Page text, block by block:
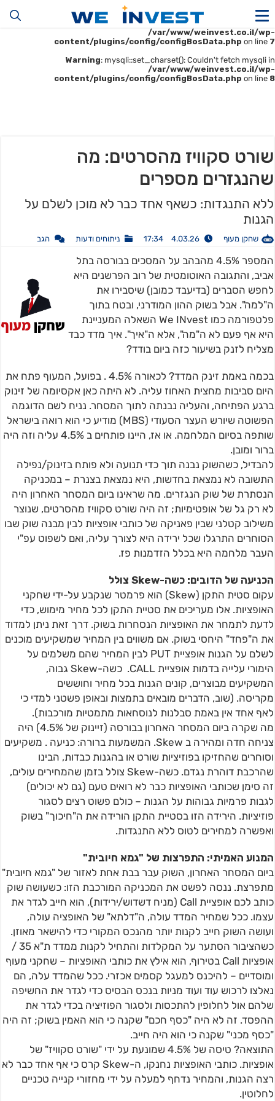
Warning
: mysqli::__construct(): (HY000/1045): Access denied for user
'u414896523_maofData'@'161.35.22.140' (using password: YES) in
/var/www/weinvest.co.il/wp-
content/plugins/config/configBosData.php on line 7
Warning: mysqli::set_charset(): Couldn't fetch mysqli in
/var/www/weinvest.co.il/wp-
content/plugins/config/configBosData.php on line 8
שורט סקוויז מהסרטים: מה
שהנגזרים מספרים
ללא התנגדות: כשאף אחד כבר לא מוכן לשלם על
הגנות
שחקן מעוף 4.03.26 17:34 ניתוחים ודעות הגב
המספר 4.5% מהבהב על המסכים בבורסה בתל
אביב, והתגובה האוטומטית של רוב הפרשנים היא
לחפש הסברים (בדיעבד כמובן) שיסבירו את
ה"למה". אבל בשוק ההון המודרני, ובטח בתוך
פלטפורמה כמו We INvest השאלה המעניינת
היא אף פעם לא ה"מה", אלא ה"איך". איך מדד כבד
מצליח לזנק בשיעור כזה ביום בודד?
בכמה באמת זינק המדד? לכאורה 4.5% . בפועל, המעוף פתח את
היום סביבות מחצית האחוז עליה. לא היתה כאן אקסיומה של זינוק
ברגע הפתיחה, והעליה נבנתה לתוך המסחר. נניח לשם הדוגמה
הפשוטה שיורש העצר הסעודי (MBS) מודיע כי הוא רואה בישראל
שותפה בסיום המלחמה. או אז, היינו פותחים ב 4.5% עליה וזה היה
ברור ומובן.
להבדיל, כשהשוק נבנה תוך כדי תנועה ולא פותח בזינוק/נפילה
התשובה לא נמצאת בחדשות, היא נמצאת בצנרת – במכניקה
הנסתרת של שוק הנגזרים. מה שראינו ביום המסחר האחרון היה
לא רק גל של אופטימיות; זה היה שורט סקוויז מהסרטים, שנוצר
משילוב קטלני שבין פאניקה של כותבי אופציות לבין מבנה שוק שבו
הסוחרים התרגלו שכל ירידה היא לצורך עליה, ואם לשפוט עפ"י
העבר מלחמה היא בכלל הזדמנות פז.
הכניעה של הדובים: כשה-Skew צולל
עקום סטית התקן (Skew) הוא פרמטר שנקבע על-ידי שחקני
האופציות. אלו מעריכים את סטיית התקן לכל מחיר מימוש, כדי
לדעת לתמחר את האופציות הנסחרות בשוק. דרך זאת ניתן למדוד
את ה"פחד" היחסי בשוק. אם משווים בין המחיר שמשקיעים מוכנים
לשלם על הגנות אופציית PUT לבין המחיר שהם משלמים על
הימורי עלייה בדמות אופציית CALL. כשה-Skew גבוה,
המשקיעים מבוצרים, קונים הגנות בכל מחיר וחוששים
מקריסה. (שוב, הדברים מובאים בתמצות ובאופן פשטני למדי כי
לאף אחד אין באמת סבלנות לנוסחאות מתמטיות מורכבות).
מה שקרה ביום המסחר האחרון בבורסה (זיינוק של 4.5%) היה
צניחה חדה ומהירה ב Skew. המשמעות ברורה: כניעה . משקיעים
וסוחרים שהחזיקו בפוזיציות שורט או בהגנות כבדות, הבינו
שהרכבת דוהרת נגדם. כשה-Skew צולל בזמן שהמחירים עולים,
זה סימן שכותבי האופציות כבר לא רואים טעם (גם לא יכולים)
לגבות פרמיות גבוהות על הגנות – כולם פשוט רצים לסגור
פוזיציות. הירידה הזו בסטיית התקן הורידה את ה"חיכוך" בשוק
ואפשרה למחירים לטוס ללא התנגדות.
המנוע האמיתי: התפרצות של "גמא חיובית"
ביום המסחר האחרון, השוק עבר בבת אחת לאזור של "גמא חיובית"
מתפרצת. ננסה לפשט את המכניקה המורכבת הזו: כשעושה שוק
כותב לכם אופציית Call (מניח דשדוש/ירידות), הוא חייב לגדר את
עצמו. ככל שמחיר המדד עולה, ה"דלתא" של האופציה עולה,
ועושה השוק חייב לקנות יותר מהנכס המקורי כדי להישאר מאוזן.
כשהציבור הסתער על המקלדות והתחיל לקנות ממדד ת"א 35 /
אופציות Call בטירוף, הוא אילץ את כותבי האופציות – שחקני מעוף
ומוסדיים – להיכנס למעגל קסמים אכזרי. ככל שהמדד עלה, הם
נאלצו לרכוש עוד ועוד מניות בנכס הבסיס כדי לגדר את החשיפה
שלהם אול לחלופין להתכסות ולסגור הפוזיציה בכדי לגדר את
ההפסד. זה לא היה "כסף חכם" שקנה כי הוא האמין בשוק; זה היה
"כסף מכני" שקנה כי הוא היה חייב.
התוצאה? טיסה של 4.5% שמונעת על ידי "שורט סקוויז" של
אופציות. כותבי האופציות נחנקו, ה-Skew קרס כי אף אחד כבר לא
רצה הגנות, והמחיר נדחף למעלה על ידי מחזורי קנייה טכניים
לחלוטין.